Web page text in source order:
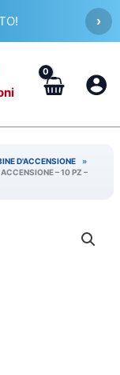
›
D'ACCENSIONE
»
– 10 PZ –